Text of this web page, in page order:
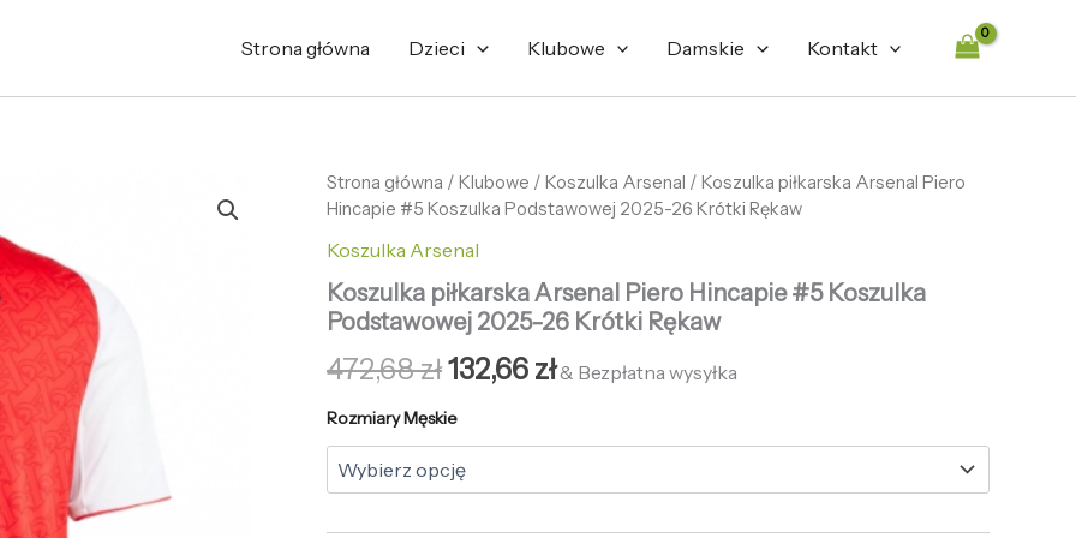
Strona główna Dzieci Klubowe Damskie Kontakt
Strona główna / Klubowe / Koszulka Arsenal / Koszulka piłkarska Arsenal Piero
Hincapie #5 Koszulka Podstawowej 2025-26 Krótki Rękaw
Koszulka Arsenal
Koszulka piłkarska Arsenal Piero Hincapie #5 Koszulka
Podstawowej 2025-26 Krótki Rękaw
472,68zł
Pierwotna
wynosiła:
472,68 zł.
132,66 zł
Aktualna
wynosi:
132,66 zł.
& Bezpłatna wysyłka
Rozmiary Męskie
ilość
Koszulka
Arsenal
Hincapie
#5
Podstawowej
26
Krótki
Rękaw